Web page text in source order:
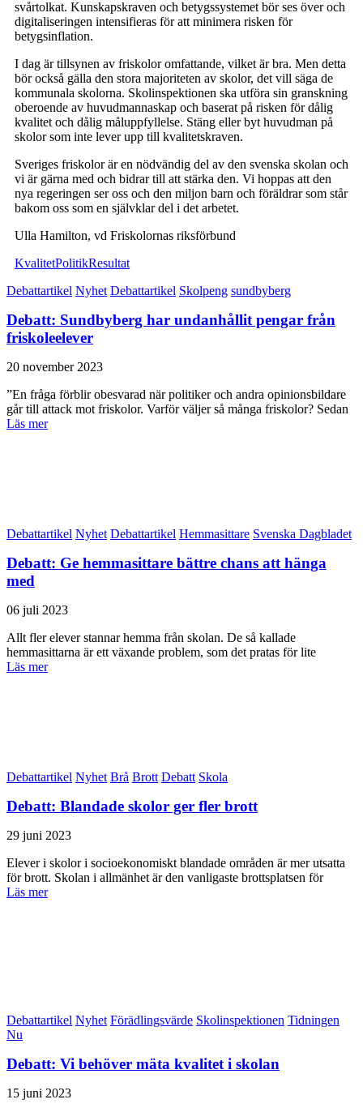
svårtolkat. Kunskapskraven och betygssystemet bör ses över och
digitaliseringen intensifieras för att minimera risken för
betygsinflation.
I dag är tillsynen av friskolor omfattande, vilket är bra. Men detta
bör också gälla den stora majoriteten av skolor, det vill säga de
kommunala skolorna. Skolinspektionen ska utföra sin granskning
oberoende av huvudmannaskap och baserat på risken för dålig
kvalitet och dålig måluppfyllelse. Stäng eller byt huvudman på
skolor som inte lever upp till kvalitetskraven.
Sveriges friskolor är en nödvändig del av den svenska skolan och
vi är gärna med och bidrar till att stärka den. Vi hoppas att den
nya regeringen ser oss och den miljon barn och föräldrar som står
bakom oss som en självklar del i det arbetet.
Ulla Hamilton, vd Friskolornas riksförbund
KvalitetPolitikResultat
Debattartikel Nyhet Debattartikel Skolpeng sundbyberg
Debatt: Sundbyberg har undanhållit pengar från
friskoleelever
20 november 2023
”En fråga förblir obesvarad när politiker och andra opinionsbildare
går till attack mot friskolor. Varför väljer så många friskolor? Sedan
Läs mer
Debattartikel Nyhet Debattartikel Hemmasittare Svenska Dagbladet
Debatt: Ge hemmasittare bättre chans att hänga
med
06 juli 2023
Allt fler elever stannar hemma från skolan. De så kallade
hemmasittarna är ett växande problem, som det pratas för lite
Läs mer
Debattartikel Nyhet Brå Brott Debatt Skola
Debatt: Blandade skolor ger fler brott
29 juni 2023
Elever i skolor i socioekonomiskt blandade områden är mer utsatta
för brott. Skolan i allmänhet är den vanligaste brottsplatsen för
Läs mer
Debattartikel Nyhet Förädlingsvärde Skolinspektionen Tidningen
Nu
Debatt: Vi behöver mäta kvalitet i skolan
15 juni 2023